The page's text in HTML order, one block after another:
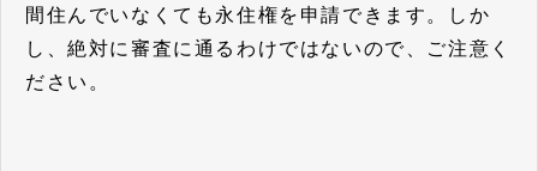
間住んでいなくても永住権を申請できます。しか
し、絶対に審査に通るわけではないので、ご注意く
ださい。